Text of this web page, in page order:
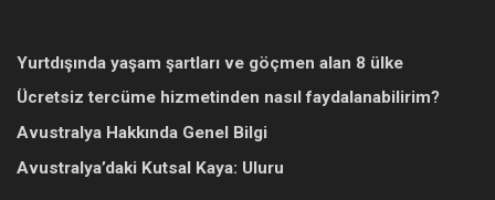
Yurtdışında yaşam şartları ve göçmen alan 8 ülke
Ücretsiz tercüme hizmetinden nasıl faydalanabilirim?
Avustralya Hakkında Genel Bilgi
Avustralya’daki Kutsal Kaya: Uluru